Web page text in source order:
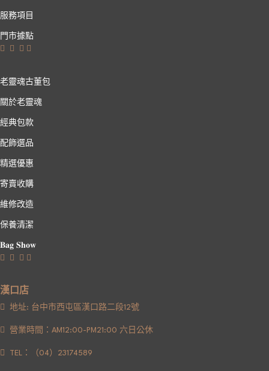
服務項目
門市據點
老靈魂古董包
關於老靈魂
經典包款
配飾選品
精選優惠
寄賣收購
維修改造
保養清潔
𝐁𝐚𝐠 𝐒𝐡𝐨𝐰
漢口店
地址: 台中市西屯區漢口路二段12號
營業時間：AM12:00-PM21:00 六日公休
TEL：（04）23174589